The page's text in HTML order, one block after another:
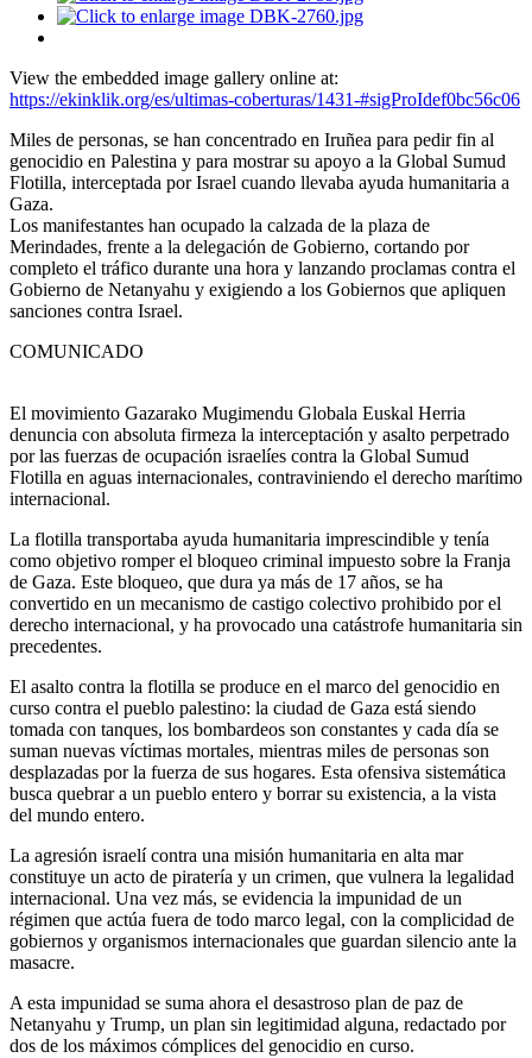
View the embedded image gallery online at:
https://ekinklik.org/es/ultimas-coberturas/1431-#sigProIdef0bc56c06
Miles de personas, se han concentrado en Iruñea para pedir fin al
genocidio en Palestina y para mostrar su apoyo a la Global Sumud
Flotilla, interceptada por Israel cuando llevaba ayuda humanitaria a
Gaza.
Los manifestantes han ocupado la calzada de la plaza de
Merindades, frente a la delegación de Gobierno, cortando por
completo el tráfico durante una hora y lanzando proclamas contra el
Gobierno de Netanyahu y exigiendo a los Gobiernos que apliquen
sanciones contra Israel.
COMUNICADO
El movimiento Gazarako Mugimendu Globala Euskal Herria
denuncia con absoluta firmeza la interceptación y asalto perpetrado
por las fuerzas de ocupación israelíes contra la Global Sumud
Flotilla en aguas internacionales, contraviniendo el derecho marítimo
internacional.
La flotilla transportaba ayuda humanitaria imprescindible y tenía
como objetivo romper el bloqueo criminal impuesto sobre la Franja
de Gaza. Este bloqueo, que dura ya más de 17 años, se ha
convertido en un mecanismo de castigo colectivo prohibido por el
derecho internacional, y ha provocado una catástrofe humanitaria sin
precedentes.
El asalto contra la flotilla se produce en el marco del genocidio en
curso contra el pueblo palestino: la ciudad de Gaza está siendo
tomada con tanques, los bombardeos son constantes y cada día se
suman nuevas víctimas mortales, mientras miles de personas son
desplazadas por la fuerza de sus hogares. Esta ofensiva sistemática
busca quebrar a un pueblo entero y borrar su existencia, a la vista
del mundo entero.
La agresión israelí contra una misión humanitaria en alta mar
constituye un acto de piratería y un crimen, que vulnera la legalidad
internacional. Una vez más, se evidencia la impunidad de un
régimen que actúa fuera de todo marco legal, con la complicidad de
gobiernos y organismos internacionales que guardan silencio ante la
masacre.
A esta impunidad se suma ahora el desastroso plan de paz de
Netanyahu y Trump, un plan sin legitimidad alguna, redactado por
dos de los máximos cómplices del genocidio en curso.